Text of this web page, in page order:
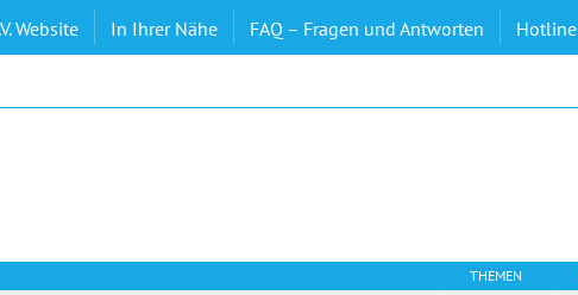
Website In Ihrer Nähe FAQ – Fragen und Antworten Hotline
THEMEN